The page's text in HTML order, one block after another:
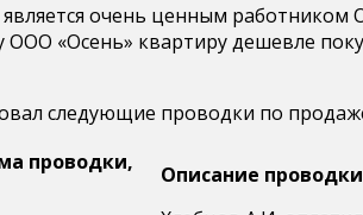
очень ценным работником
ООО «Осень» квартиру дешевле
следующие проводки по
проводки,
Описание проводки